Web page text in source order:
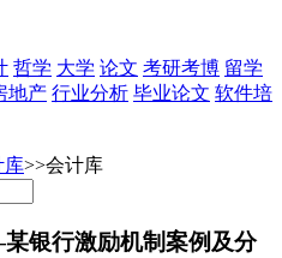
哲学 大学 论文 考研考博 留学
地产 行业分析 毕业论文 软件培
库>>会计库
银行激励机制案例及分